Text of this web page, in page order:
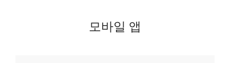
모바일 앱